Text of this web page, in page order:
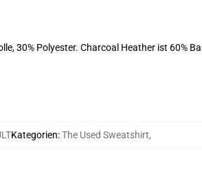
30% Polyester. Charcoal Heather ist 60%
Kategorien:The Used Sweatshirt,